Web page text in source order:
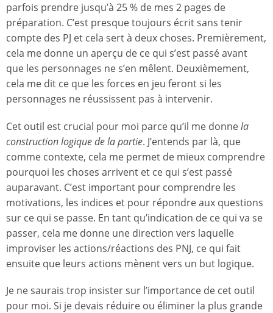
parfois prendre jusqu’à 25 % de mes 2 pages de
préparation. C’est presque toujours écrit sans tenir
compte des PJ et cela sert à deux choses. Premièrement,
cela me donne un aperçu de ce qui s’est passé avant
que les personnages ne s’en mêlent. Deuxièmement,
cela me dit ce que les forces en jeu feront si les
personnages ne réussissent pas à intervenir.
Cet outil est crucial pour moi parce qu’il me donnela
construction logique de la partie. J’entends par là, que
comme contexte, cela me permet de mieux comprendre
pourquoi les choses arrivent et ce qui s’est passé
auparavant. C’est important pour comprendre les
motivations, les indices et pour répondre aux questions
sur ce qui se passe. En tant qu’indication de ce qui va se
passer, cela me donne une direction vers laquelle
improviser les actions/réactions des PNJ, ce qui fait
ensuite que leurs actions mènent vers un but logique.
Je ne saurais trop insister sur l’importance de cet outil
pour moi. Si je devais réduire ou éliminer la plus grande